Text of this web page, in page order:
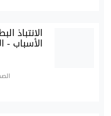
الانتباذ
الأسباب -